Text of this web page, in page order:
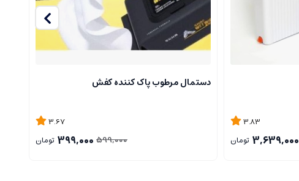
3.83
3,639,000 تومان
دستمال مرطوب پاک کننده کفش
3.67
599,000
399,000 تومان